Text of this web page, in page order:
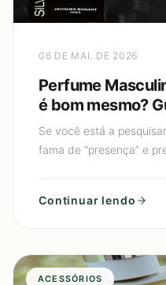
06 DE MAI. DE 2026
Perfume
é bom mesmo?
escolher e usar
Se você está a
fama de “presença” e
Continuar lendo
ACESSÓRIOS